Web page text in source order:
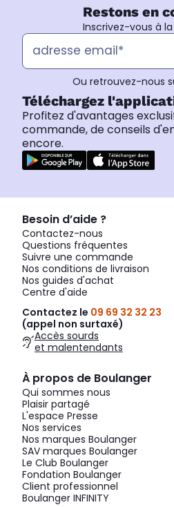
Restons en
Inscrivez-vous à
Ou retrouvez-nous
Téléchargez
Profitez d'avantages
commande, de conseils
encore.
Besoin d’aide ?
Contactez-nous
Questions fréquentes
Suivre une commande
Nos conditions de livraison
Nos guides d'achat
Centre d'aide
Contactez le 09 69 32 32 23
(appel non surtaxé)
Accès sourds
et malentendants
À propos de Boulanger
Qui sommes nous
Plaisir partagé
L'espace Presse
Nos services
Nos marques Boulanger
SAV marques Boulanger
Le Club Boulanger
Fondation Boulanger
Client professionnel
Boulanger INFINITY